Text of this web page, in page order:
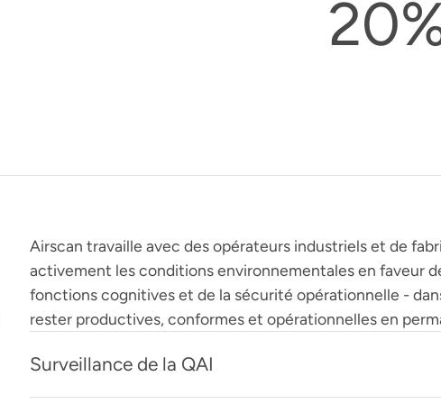
Airscan travaille avec des opérateurs industriels et de
activement les conditions environnementales en faveur
fonctions cognitives et de la sécurité opérationnelle -
rester productives, conformes et opérationnelles en
Surveillance de la QAI